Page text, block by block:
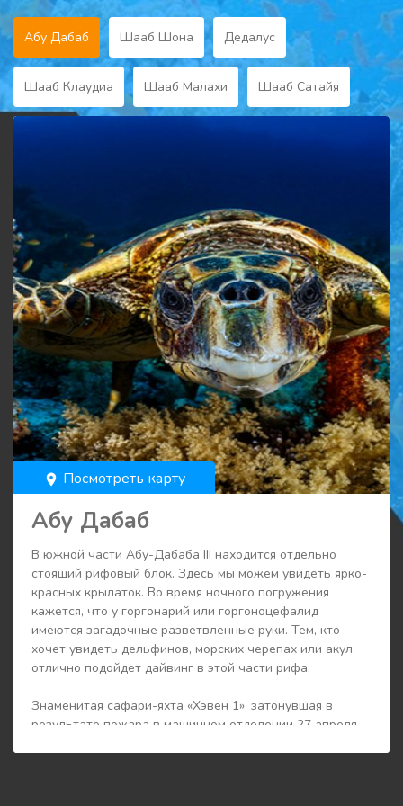
Абу Дабаб Шааб Шона Дедалус
Шааб Клаудиа Шааб Малахи Шааб Сатайя
room Посмотреть карту
Абу Дабаб
В южной части Абу-Дабаба III находится отдельно
стоящий рифовый блок. Здесь мы можем увидеть ярко-
красных крылаток. Во время ночного погружения
кажется, что у горгонарий или горгоноцефалид
имеются загадочные разветвленные руки. Тем, кто
хочет увидеть дельфинов, морских черепах или акул,
отлично подойдет дайвинг в этой части рифа.
Знаменитая сафари-яхта «Хэвен 1», затонувшая в
результате пожара в машинном отделении 27 апреля